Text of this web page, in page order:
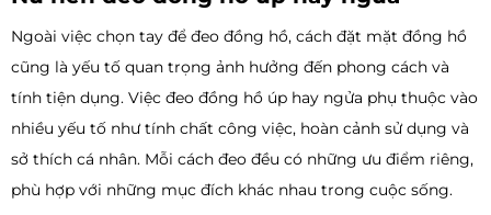
Ngoài việc chọn tay để đeo đồng hồ, cách đặt mặt đồng hồ
cũng là yếu tố quan trọng ảnh hưởng đến phong cách và
tính tiện dụng. Việc đeo đồng hồ úp hay ngửa phụ thuộc vào
nhiều yếu tố như tính chất công việc, hoàn cảnh sử dụng và
sở thích cá nhân. Mỗi cách đeo đều có những ưu điểm riêng,
phù hợp với những mục đích khác nhau trong cuộc sống.